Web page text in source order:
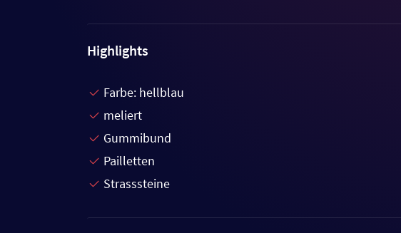
Highlights
Farbe: hellblau
meliert
Gummibund
Pailletten
Strasssteine